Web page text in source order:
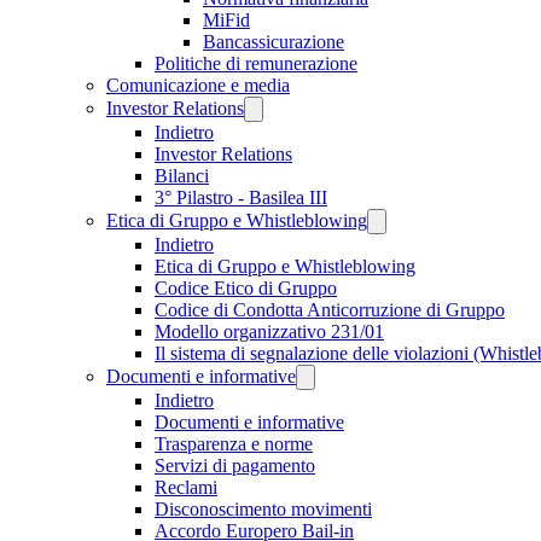
MiFid
Bancassicurazione
Politiche di remunerazione
Comunicazione e media
Investor Relations
Indietro
Investor Relations
Bilanci
3° Pilastro - Basilea III
Etica di Gruppo e Whistleblowing
Indietro
Etica di Gruppo e Whistleblowing
Codice Etico di Gruppo
Codice di Condotta Anticorruzione di Gruppo
Modello organizzativo 231/01
Il sistema di segnalazione delle violazioni
Documenti e informative
Indietro
Documenti e informative
Trasparenza e norme
Servizi di pagamento
Reclami
Disconoscimento movimenti
Accordo Europero Bail-in